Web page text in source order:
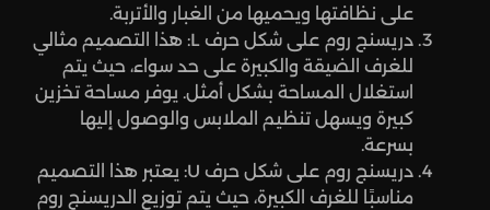
على نظافتها ويحميها من الغبار والأتربة.
دريسنج روم على شكل حرف L: هذا التصميم مثالي
للغرف الضيقة والكبيرة على حد سواء، حيث يتم
استغلال المساحة بشكل أمثل. يوفر مساحة تخزين
كبيرة ويسهل تنظيم الملابس والوصول إليها
بسرعة.
دريسنج روم على شكل حرف U: يعتبر هذا التصميم
مناسبًا للغرف الكبيرة، حيث يتم توزيع الدريسنج روم